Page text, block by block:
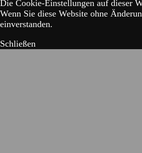
Die Cookie-Einstellungen auf dieser
Wenn Sie diese Website ohne
einverstanden.
Schließen